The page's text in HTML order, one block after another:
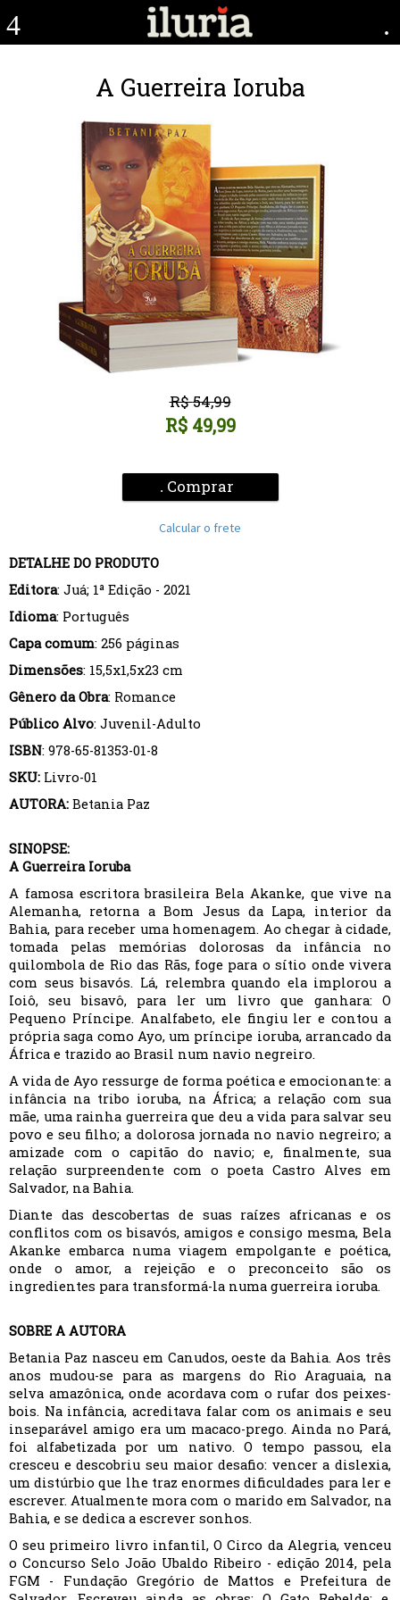
4 .
A Guerreira Ioruba
R$54,99
R$ 49,99
. Comprar
Calcular o frete
DETALHE DO PRODUTO
Editora: Juá; 1ª Edição - 2021
Idioma: Português
Capa comum: 256 páginas
Dimensões: 15,5x1,5x23 cm
Gênero da Obra: Romance
Público Alvo: Juvenil-Adulto
ISBN: 978-65-81353-01-8
SKU: Livro-01
AUTORA: Betania Paz
SINOPSE:
A Guerreira Ioruba
A famosa escritora brasileira Bela Akanke, que vive na
Alemanha, retorna a Bom Jesus da Lapa, interior da
Bahia, para receber uma homenagem. Ao chegar à cidade,
tomada pelas memórias dolorosas da infância no
quilombola de Rio das Rãs, foge para o sítio onde vivera
com seus bisavós. Lá, relembra quando ela implorou a
Ioiô, seu bisavô, para ler um livro que ganhara: O
Pequeno Príncipe. Analfabeto, ele fingiu ler e contou a
própria saga como Ayo, um príncipe ioruba, arrancado da
África e trazido ao Brasil num navio negreiro.
A vida de Ayo ressurge de forma poética e emocionante: a
infância na tribo ioruba, na África; a relação com sua
mãe, uma rainha guerreira que deu a vida para salvar seu
povo e seu filho; a dolorosa jornada no navio negreiro; a
amizade com o capitão do navio; e, finalmente, sua
relação surpreendente com o poeta Castro Alves em
Salvador, na Bahia.
Diante das descobertas de suas raízes africanas e os
conflitos com os bisavós, amigos e consigo mesma, Bela
Akanke embarca numa viagem empolgante e poética,
onde o amor, a rejeição e o preconceito são os
ingredientes para transformá-la numa guerreira ioruba.
SOBRE A AUTORA
Betania Paz nasceu em Canudos, oeste da Bahia. Aos três
anos mudou-se para as margens do Rio Araguaia, na
selva amazônica, onde acordava com o rufar dos peixes-
bois. Na infância, acreditava falar com os animais e seu
inseparável amigo era um macaco-prego. Ainda no Pará,
foi alfabetizada por um nativo. O tempo passou, ela
cresceu e descobriu seu maior desafio: vencer a dislexia,
um distúrbio que lhe traz enormes dificuldades para ler e
escrever. Atualmente mora com o marido em Salvador, na
Bahia, e se dedica a escrever sonhos.
O seu primeiro livro infantil, O Circo da Alegria, venceu
o Concurso Selo João Ubaldo Ribeiro - edição 2014, pela
FGM - Fundação Gregório de Mattos e Prefeitura de